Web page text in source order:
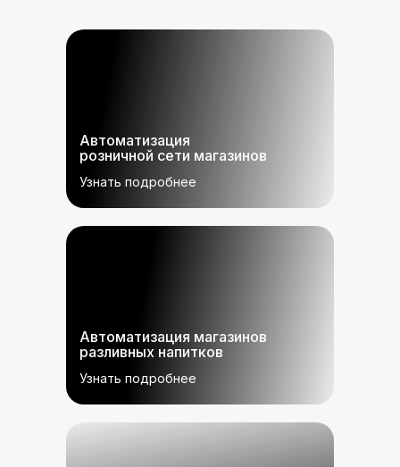
Автоматизация магазинов
разливных напитков
Узнать подробнее
Автоматизация
розничной сети магазинов
Узнать подробнее